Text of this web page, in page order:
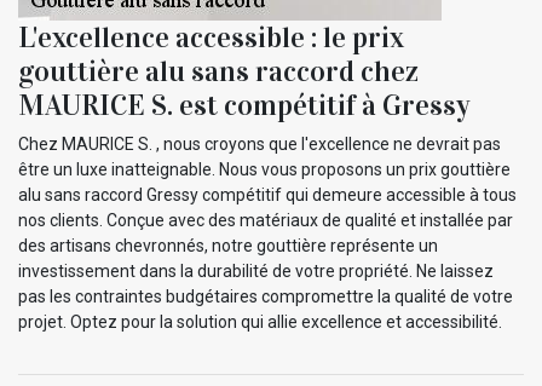
L'excellence accessible : le prix
gouttière alu sans raccord chez
MAURICE S. est compétitif à Gressy
Chez MAURICE S. , nous croyons que l'excellence ne devrait pas
être un luxe inatteignable. Nous vous proposons un prix gouttière
alu sans raccord Gressy compétitif qui demeure accessible à tous
nos clients. Conçue avec des matériaux de qualité et installée par
des artisans chevronnés, notre gouttière représente un
investissement dans la durabilité de votre propriété. Ne laissez
pas les contraintes budgétaires compromettre la qualité de votre
projet. Optez pour la solution qui allie excellence et accessibilité.